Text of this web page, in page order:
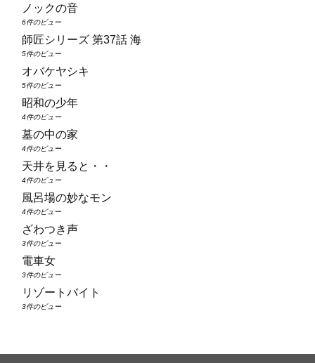
ノックの音
6件のビュー
師匠シリーズ 第37話 海
5件のビュー
オバケヤシキ
5件のビュー
昭和の少年
4件のビュー
墓の中の家
4件のビュー
天井を見ると・・
4件のビュー
風呂場の妙なモン
4件のビュー
ざわつき声
3件のビュー
電車女
3件のビュー
リゾートバイト
3件のビュー